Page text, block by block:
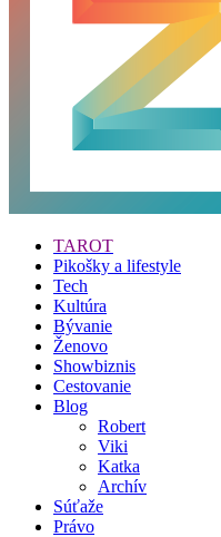
TAROT
Pikošky a lifestyle
Tech
Kultúra
Bývanie
Ženovo
Showbiznis
Cestovanie
Blog
Robert
Viki
Katka
Archív
Súťaže
Právo